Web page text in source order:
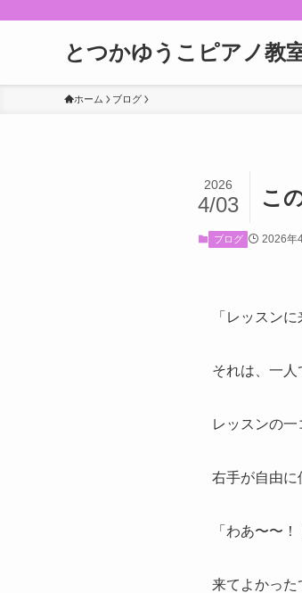
とつかゆうこピアノ教
ホーム ブログ
こ
2026
4/03
ブログ 2026年
「レッスン
それは、一人
レッスンの
右手が自由に
「わあ〜〜
来てよかった